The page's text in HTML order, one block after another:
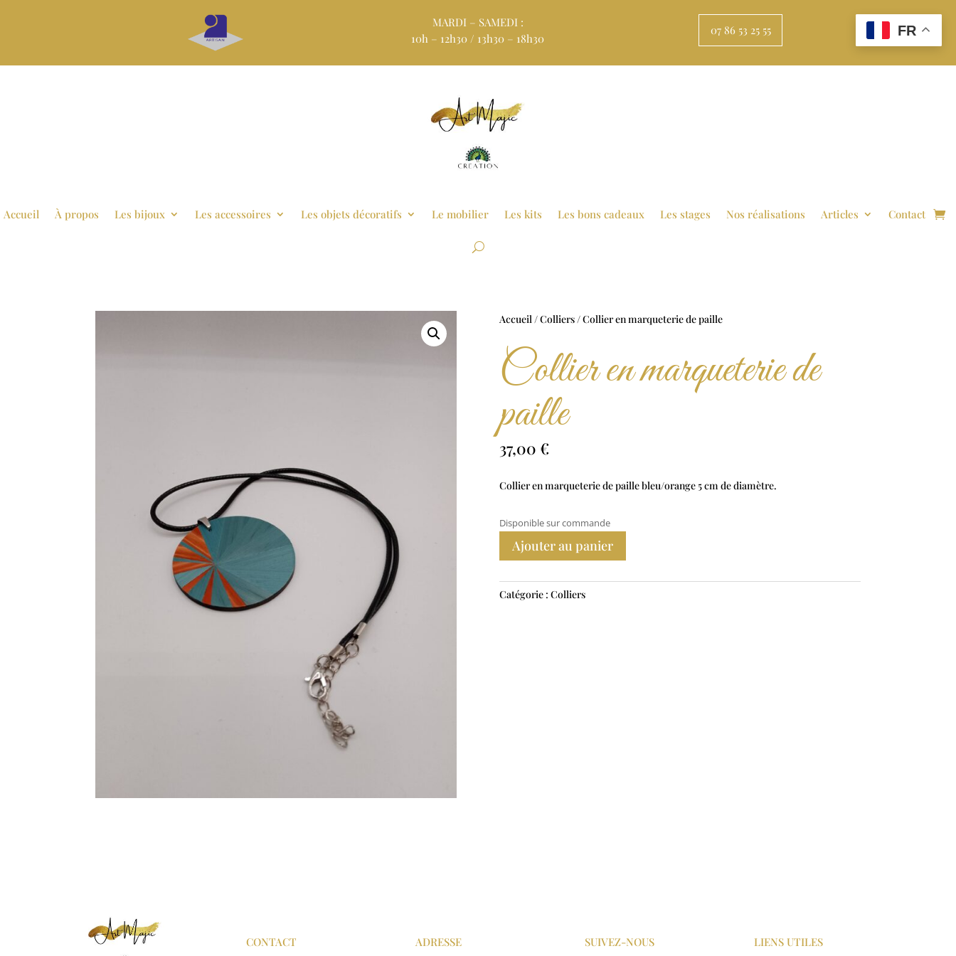
MARDI – SAMEDI :
10h – 12h30 / 13h30 – 18h30
07 86 53 25 55
Accueil À propos Les bijoux Les accessoires Les objets décoratifs Le mobilier Les kits Les bons cadeaux Les stages Nos réalisations Articles Contact
Accueil/Colliers/ Collier en marqueterie de paille
Collier en marqueterie de
paille
37,00 €
Collier en marqueterie de paille bleu/orange 5 cm de diamètre.
Disponible sur commande
Ajouter au panier
Catégorie : Colliers
CONTACT ADRESSE SUIVEZ-NOUS LIENS UTILES
FR